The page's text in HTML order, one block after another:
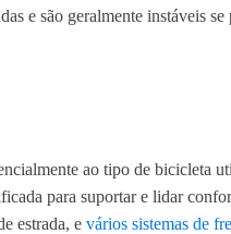
e são geralmente instáveis
ao tipo de bicicleta
para suportar e lidar
estrada, e vários sistemas de